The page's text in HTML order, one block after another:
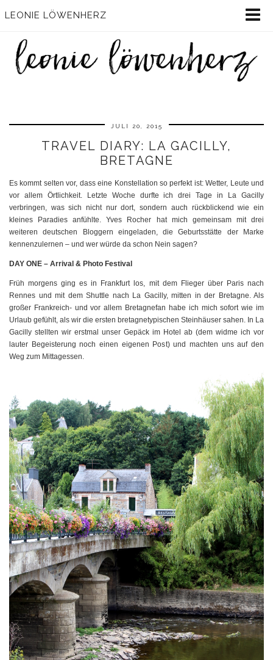
LEONIE LÖWENHERZ
JULI 20, 2015
TRAVEL DIARY: LA GACILLY,
BRETAGNE
Es kommt selten vor, dass eine Konstellation so perfekt ist: Wetter, Leute und
vor allem Örtlichkeit. Letzte Woche durfte ich drei Tage in La Gacilly
verbringen, was sich nicht nur dort, sondern auch rückblickend wie ein
kleines Paradies anfühlte. Yves Rocher hat mich gemeinsam mit drei
weiteren deutschen Bloggern eingeladen, die Geburtsstätte der Marke
kennenzulernen – und wer würde da schon Nein sagen?
DAY ONE – Arrival & Photo Festival
Früh morgens ging es in Frankfurt los, mit dem Flieger über Paris nach
Rennes und mit dem Shuttle nach La Gacilly, mitten in der Bretagne. Als
großer Frankreich- und vor allem Bretagnefan habe ich mich sofort wie im
Urlaub gefühlt, als wir die ersten bretagnetypischen Steinhäuser sahen. In La
Gacilly stellten wir erstmal unser Gepäck im Hotel ab (dem widme ich vor
lauter Begeisterung noch einen eigenen Post) und machten uns auf den
Weg zum Mittagessen.